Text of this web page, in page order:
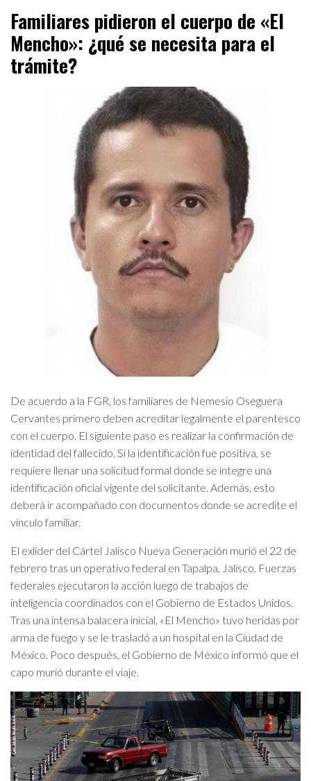
Familiares pidieron el cuerpo de «El
Mencho»: ¿qué se necesita para el
trámite?
De acuerdo a la FGR, los familiares de Nemesio Oseguera
Cervantes primero deben acreditar legalmente el parentesco
con el cuerpo. El siguiente paso es realizar la confirmación de
identidad del fallecido. Si la identificación fue positiva, se
requiere llenar una solicitud formal donde se integre una
identificación oficial vigente del solicitante. Además, esto
deberá ir acompañado con documentos donde se acredite el
vínculo familiar.
El exlíder del Cártel Jalisco Nueva Generación murió el 22 de
febrero tras un operativo federal en Tapalpa, Jalisco. Fuerzas
federales ejecutaron la acción luego de trabajos de
inteligencia coordinados con el Gobierno de Estados Unidos.
Tras una intensa balacera inicial, «El Mencho» tuvo heridas por
arma de fuego y se le trasladó a un hospital en la Ciudad de
México. Poco después, el Gobierno de México informó que el
capo murió durante el viaje.